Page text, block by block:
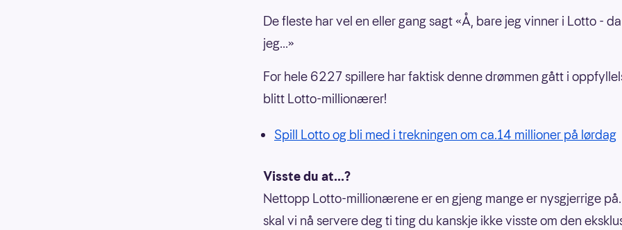
De fleste har vel en eller gang sagt «Å, bare jeg vinner i Lotto -
jeg...»
For hele 6227 spillere har faktisk denne drømmen gått i
blitt Lotto-millionærer!
Spill Lotto og bli med i trekningen om ca.14 millioner på lørdag
Visste du at...?
Nettopp Lotto-millionærene er en gjeng mange er nysgjerrige
skal vi nå servere deg ti ting du kanskje ikke visste om den